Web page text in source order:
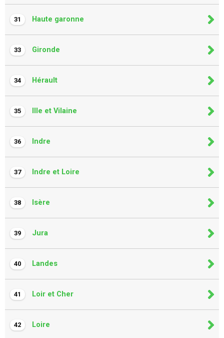
31 Haute garonne
33 Gironde
34 Hérault
35 Ille et Vilaine
36 Indre
37 Indre et Loire
38 Isère
39 Jura
40 Landes
41 Loir et Cher
42 Loire